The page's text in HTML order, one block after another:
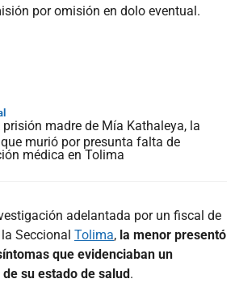
por omisión en dolo eventual.
prisión madre de Mía Kathaleya, la
murió por presunta falta de
médica en Tolima
adelantada por un fiscal de
Seccional Tolima, la menor presentó
que evidenciaban un
su estado de salud.